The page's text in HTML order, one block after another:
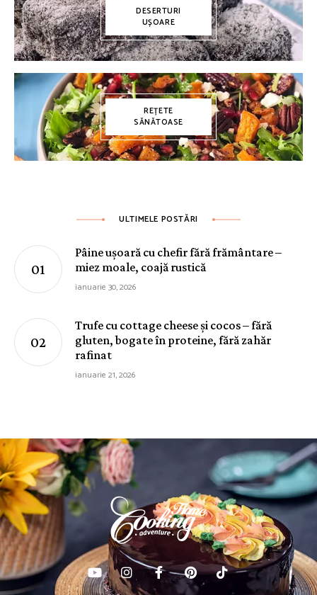
DESERTURI
UȘOARE
REȚETE
SĂNĂTOASE
ULTIMELE POSTĂRI
Pâine ușoară cu chefir fără frământare –
miez moale, coajă rustică
ianuarie 30, 2026
Trufe cu cottage cheese și cocos – fără
gluten, bogate în proteine, fără zahăr
rafinat
ianuarie 21, 2026